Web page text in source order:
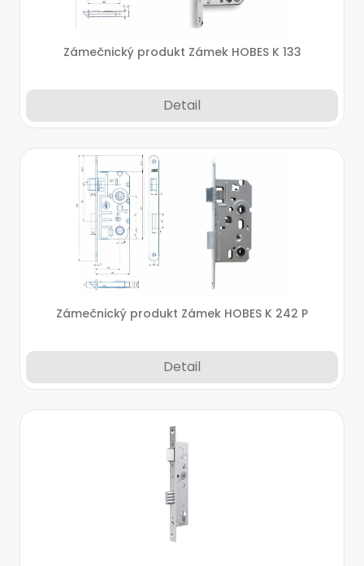
Zámečnický produkt Zámek HOBES K 133
Detail
Zámečnický produkt Zámek HOBES K 242 P
Detail